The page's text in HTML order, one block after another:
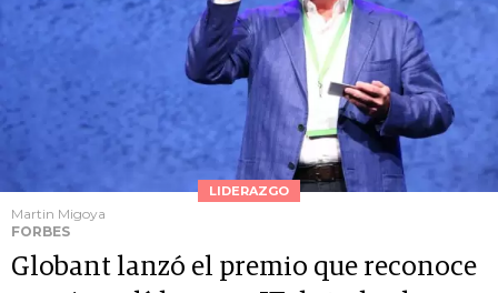
LIDERAZGO
Martin Migoya
FORBES
Globant lanzó el premio que reconoce